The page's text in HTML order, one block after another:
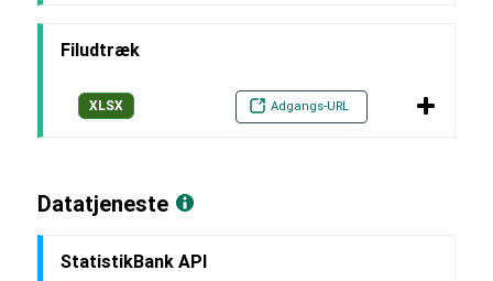
Filudtræk
XLSX Adgangs-URL
Datatjeneste
StatistikBank API